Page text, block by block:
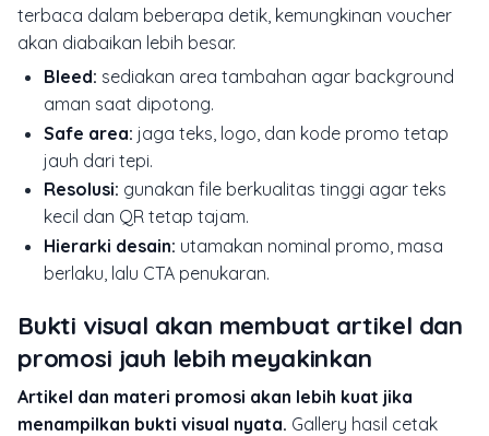
terbaca dalam beberapa detik, kemungkinan voucher
akan diabaikan lebih besar.
Bleed: sediakan area tambahan agar background
aman saat dipotong.
Safe area: jaga teks, logo, dan kode promo tetap
jauh dari tepi.
Resolusi: gunakan file berkualitas tinggi agar teks
kecil dan QR tetap tajam.
Hierarki desain: utamakan nominal promo, masa
berlaku, lalu CTA penukaran.
Bukti visual akan membuat artikel dan
promosi jauh lebih meyakinkan
Artikel dan materi promosi akan lebih kuat jika
menampilkan bukti visual nyata. Gallery hasil cetak